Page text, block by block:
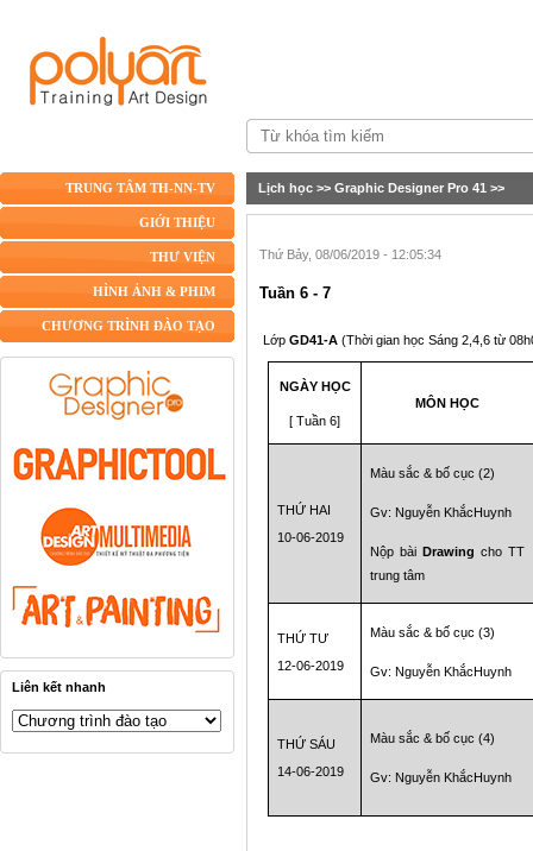
TRUNG TÂM TH-NN-TV
GIỚI THIỆU
THƯ VIỆN
HÌNH ẢNH & PHIM
CHƯƠNG TRÌNH ĐÀO TẠO
Liên kết nhanh
Lịch học >> Graphic Designer Pro 41 >>
Thứ Bảy, 08/06/2019 - 12:05:34
Tuần 6 - 7
Lớp GD41-A (Thời gian học Sáng 2,4,6 từ
NGÀY HỌC
[ Tuần 6]
MÔN HỌC
THỨ HAI
10-06-2019
Màu sắc & bố cục (2)
Gv: Nguyễn KhắcHuynh
Nộp bàiDrawing cho TT
trung tâm
THỨ TƯ
12-06-2019
Màu sắc & bố cục (3)
Gv: Nguyễn KhắcHuynh
THỨ SÁU
14-06-2019
Màu sắc & bố cục (4)
Gv: Nguyễn KhắcHuynh